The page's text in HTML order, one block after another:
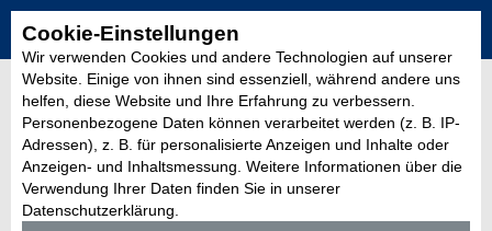
Cookie-Einstellungen
Wir verwenden Cookies und andere Technologien auf unserer
Website. Einige von ihnen sind essenziell, während andere uns
helfen, diese Website und Ihre Erfahrung zu verbessern.
Personenbezogene Daten können verarbeitet werden (z. B. IP-
Adressen), z. B. für personalisierte Anzeigen und Inhalte oder
Anzeigen- und Inhaltsmessung. Weitere Informationen über die
Verwendung Ihrer Daten finden Sie in unserer
Datenschutzerklärung.